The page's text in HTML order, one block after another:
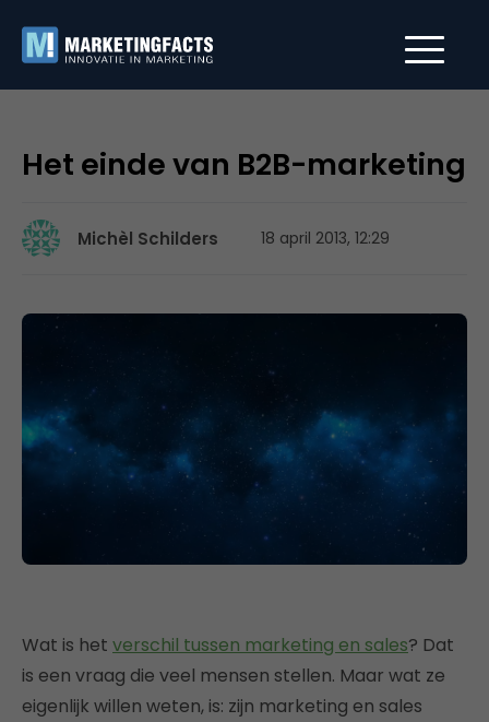
Het einde van B2B-marketing
Michèl Schilders 18 april 2013, 12:29
Wat is het verschil tussen marketing en sales? Dat
is een vraag die veel mensen stellen. Maar wat ze
eigenlijk willen weten, is: zijn marketing en sales